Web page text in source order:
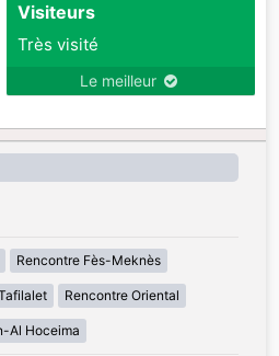
Visiteurs
Très visité
Le meilleur
Rencontre Fès-Meknès
Rencontre Oriental
Al Hoceima